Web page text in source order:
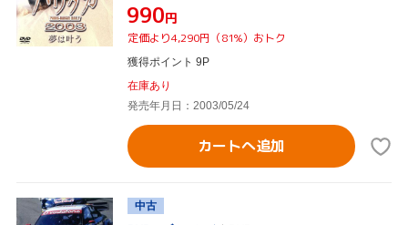
¥990円
定価より4,290円（81%）おトク
獲得ポイント 9P
在庫あり
発売年月日：2003/05/24
カートへ追加
中古